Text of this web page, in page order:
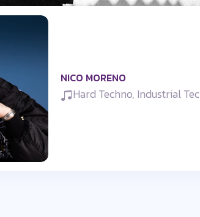
NICO MORENO
Hard Techno, Industrial